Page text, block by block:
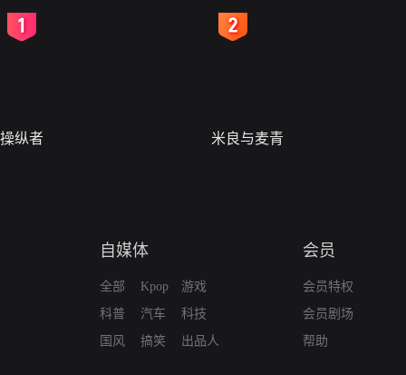
操纵者 米良与麦青
自媒体
全部
科普
国风
Kpop
汽车
搞笑
游戏
科技
出品人
会员
会员特权
会员剧场
帮助